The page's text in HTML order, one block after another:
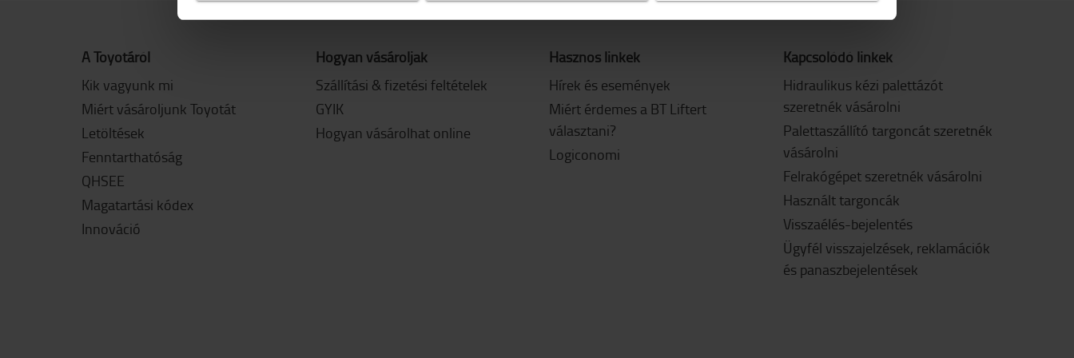
A Toyotáról
Kik vagyunk mi
Miért vásároljunk Toyotát
Letöltések
Fenntarthatóság
QHSEE
Magatartási kódex
Innováció
Hogyan vásároljak
Szállítási & fizetési feltételek
GYIK
Hogyan vásárolhat online
Hasznos linkek
Hírek és események
Miért érdemes a BT Liftert
választani?
Logiconomi
Kapcsolódó linkek
Hidraulikus kézi palettázót
szeretnék vásárolni
Palettaszállító targoncát szeretnék
vásárolni
Felrakógépet szeretnék vásárolni
Használt targoncák
Visszaélés-bejelentés
Ügyfél visszajelzések, reklamációk
és panaszbejelentések